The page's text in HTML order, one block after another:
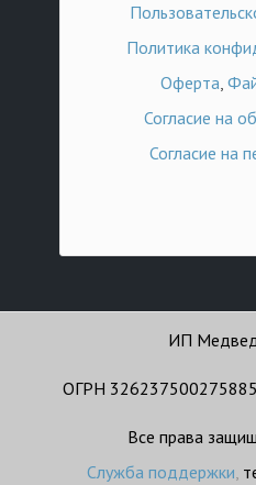
Политика
Оферта,
Согласие на
Согласие на
ИП
ОГРН
Все права
Служба поддержки,